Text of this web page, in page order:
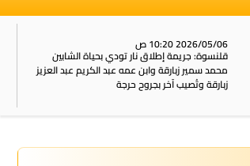
2026/05/06 10:20 ص
قلنسوة: جريمة إطلاق نار تودي بحياة الشابين
محمد سمير زبارقة وابن عمه عبد الكريم عبد العزيز
زبارقة وتُصيب آخر بجروح حرجة